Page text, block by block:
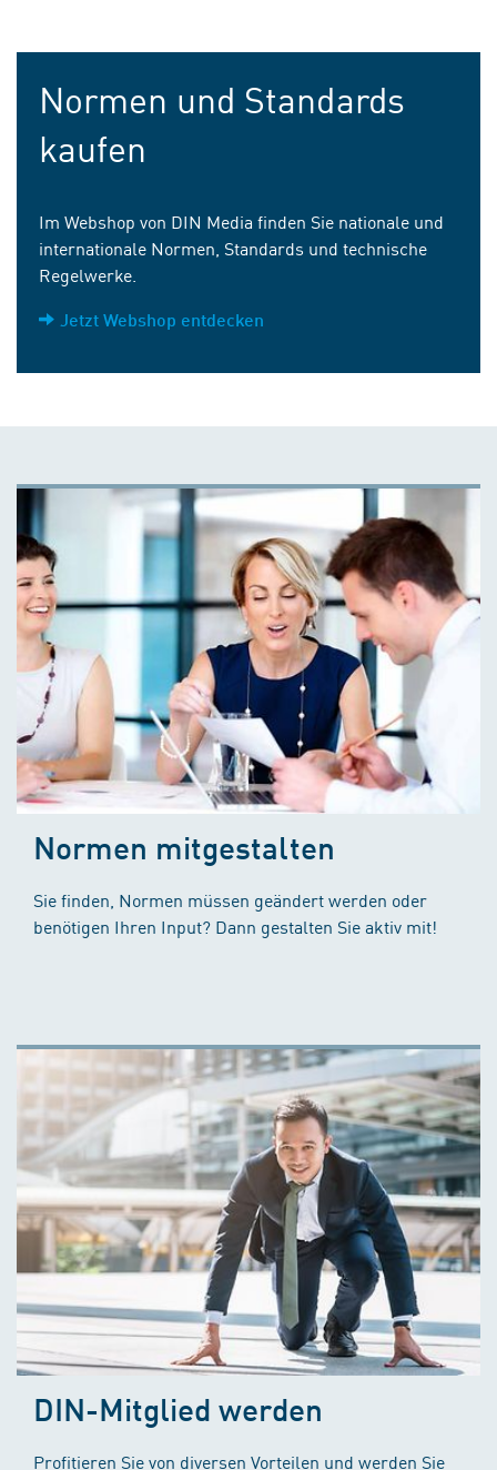
Normen und Standards
kaufen
Im Webshop von DIN Media finden Sie nationale und
internationale Normen, Standards und technische
Regelwerke.
Jetzt Webshop entdecken
Normen mitgestalten
Sie finden, Normen müssen geändert werden oder
benötigen Ihren Input? Dann gestalten Sie aktiv mit!
DIN-Mitglied werden
Profitieren Sie von diversen Vorteilen und werden Sie